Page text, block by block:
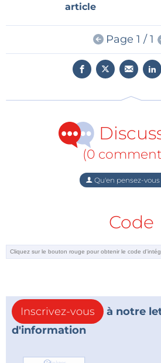
article
Page 1 / 1
(0
Qu'en pensez-vous
Code
Inscrivez-vous
à notre
d'information